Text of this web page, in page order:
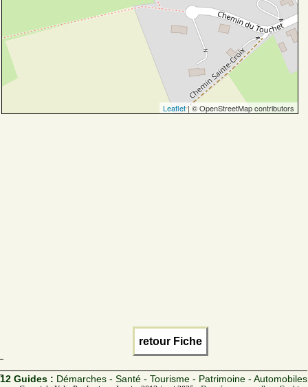
Leaflet| © OpenStreetMap contributors
retour Fiche
12 Guides : Démarches - Santé - Tourisme - Patrimoine - Automobiles